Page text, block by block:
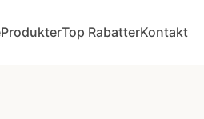
ProdukterTop RabatterKontakt